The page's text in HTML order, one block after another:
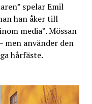
spelar Emil
han åker till
media”. Mössan
men använder den
hårfäste.